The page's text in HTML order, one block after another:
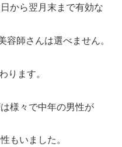
から翌月末まで有効な
容師さんは選べません。
ります。
様々で中年の男性が
もいました。